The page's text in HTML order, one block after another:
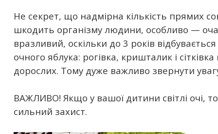
Не секрет, що надмірна кількість прямих
шкодить організму людини, особливо —
вразливий, оскільки до 3 років
очного яблука: рогівка, кришталик і
дорослих. Тому дуже важливо звернути
ВАЖЛИВО! Якщо у вашої дитини світлі очі,
сильний захист.